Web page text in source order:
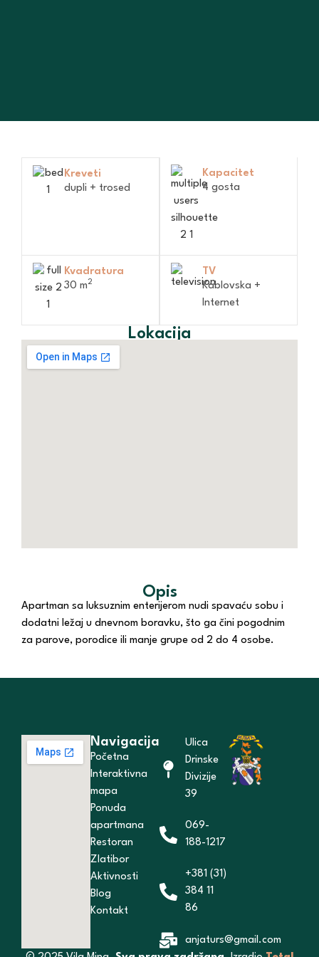
Kreveti
dupli + trosed
Kapacitet
4 gosta
Kvadratura
30 m2
TV
Kablovska +
Internet
Lokacija
Opis
Apartman sa luksuznim enterijerom nudi spavaću sobu i
dodatni ležaj u dnevnom boravku, što ga čini pogodnim
za parove, porodice ili manje grupe od 2 do 4 osobe.
Navigacija
Početna
Interaktivna
mapa
Ponuda
apartmana
Restoran
Zlatibor
Aktivnosti
Blog
Kontakt
Ulica
Drinske
Divizije
39
069-
188-1217
+381 (31)
384 11
86
anjaturs@gmail.com